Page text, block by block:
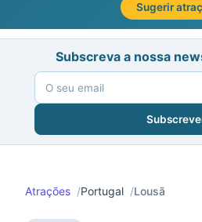
Sugerir
Subscreva a nossa
Atrações Portugal Lousã